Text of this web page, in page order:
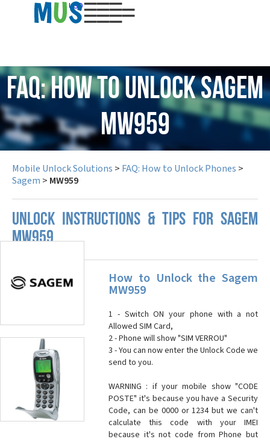
USD
FAQ: How to Unlock Sagem
MW959
Mobile Unlock Solutions > FAQ: How to Unlock Phones >
Sagem > MW959
UNLOCK INSTRUCTIONS & TIPS FOR SAGEM
MW959
How to Unlock the Sagem
MW959
1 - Switch ON your phone with a not
Allowed SIM Card,
2 - Phone will show "SIM VERROU"
3 - You can now enter the Unlock Code we
send to you.
WARNING : if your mobile show "CODE
POSTE" it's because you have a Security
Code, can be 0000 or 1234 but we can't
calculate this code with your IMEI
because it's not code from Phone but